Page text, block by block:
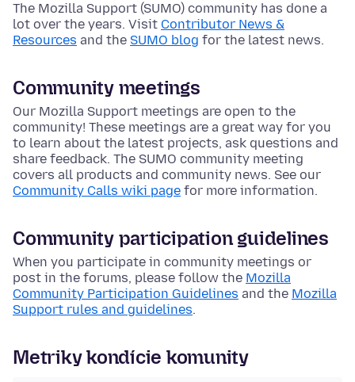
The Mozilla Support (SUMO) community has done a
lot over the years. Visit Contributor News &
Resources and the SUMO blog for the latest news.
Community meetings
Our Mozilla Support meetings are open to the
community! These meetings are a great way for you
to learn about the latest projects, ask questions and
share feedback. The SUMO community meeting
covers all products and community news. See our
Community Calls wiki page for more information.
Community participation guidelines
When you participate in community meetings or
post in the forums, please follow the Mozilla
Community Participation Guidelines and the Mozilla
Support rules and guidelines.
Metriky kondície komunity